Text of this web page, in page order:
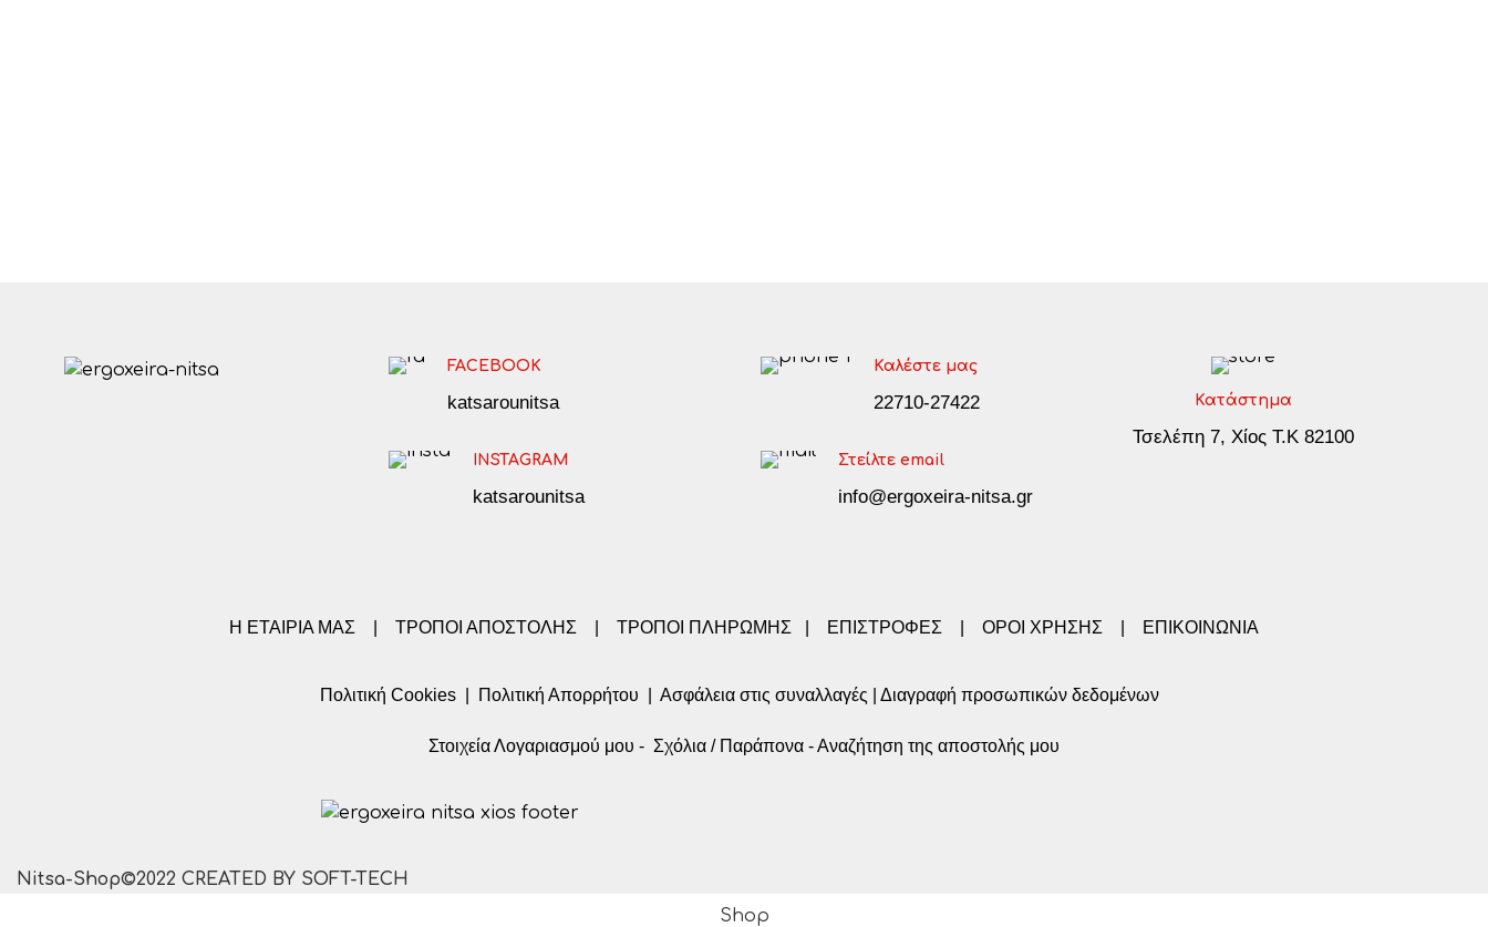
FACEBOOK
katsarounitsa
INSTAGRAM
katsarounitsa
Καλέστε μας
22710-27422
Στείλτε email
info@ergoxeira-nitsa.gr
Κατάστημα
Τσελέπη 7, Χίος Τ.Κ 82100
Η ΕΤΑΙΡΙΑ ΜΑΣ ΤΡΟΠΟΙ ΑΠΟΣΤΟΛΗΣ ΤΡΟΠΟΙ ΠΛΗΡΩΜΗΣ ΕΠΙΣΤΡΟΦΕΣ ΟΡΟΙ ΧΡΗΣΗΣ ΕΠΙΚΟΙΝΩΝΙΑ
Πολιτική Cookies Πολιτική Απορρήτου Ασφάλεια στις συναλλαγές Διαγραφή προσωπικών δεδομένων
Στοιχεία Λογαριασμού μου - Σχόλια / Παράπονα -Αναζήτηση της αποστολής μου
Nitsa-Shop©2022 CREATED BY SOFT-TECH
Shop